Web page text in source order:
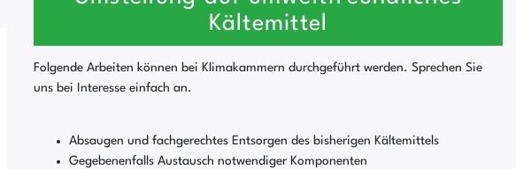
Kältemittel
Folgende Arbeiten können bei Klimakammern durchgeführt werden. Sprechen Sie
uns bei Interesse einfach an.
Absaugen und fachgerechtes Entsorgen des bisherigen Kältemittels
Gegebenenfalls Austausch notwendiger Komponenten